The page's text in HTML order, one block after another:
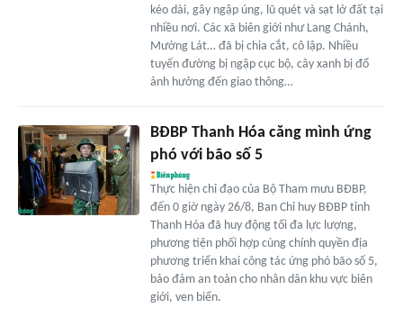
kéo dài, gây ngập úng, lũ quét và sạt lở đất tại
nhiều nơi. Các xã biên giới như Lang Chánh,
Mường Lát… đã bị chia cắt, cô lập. Nhiều
tuyến đường bị ngập cục bộ, cây xanh bị đổ
ảnh hưởng đến giao thông…
BĐBP Thanh Hóa căng mình ứng
phó với bão số 5
Thực hiện chỉ đạo của Bộ Tham mưu BĐBP,
đến 0 giờ ngày 26/8, Ban Chỉ huy BĐBP tỉnh
Thanh Hóa đã huy động tối đa lực lượng,
phương tiện phối hợp cùng chính quyền địa
phương triển khai công tác ứng phó bão số 5,
bảo đảm an toàn cho nhân dân khu vực biên
giới, ven biển.